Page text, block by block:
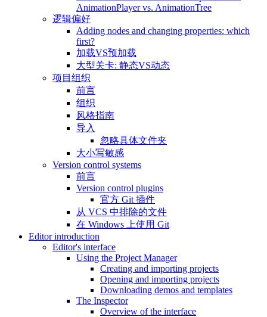
AnimationPlayer vs. AnimationTree
逻辑偏好
Adding nodes and changing properties: which
first?
加载VS预加载
大型关卡: 静态VS动态
项目组织
前言
组织
风格指南
导入
忽略具体文件夹
大小写敏感
Version control systems
前言
Version control plugins
官方 Git 插件
从 VCS 中排除的文件
在 Windows 上使用 Git
Editor introduction
Editor's interface
Using the Project Manager
Creating and importing projects
Opening and importing projects
Downloading demos and templates
The Inspector
Overview of the interface